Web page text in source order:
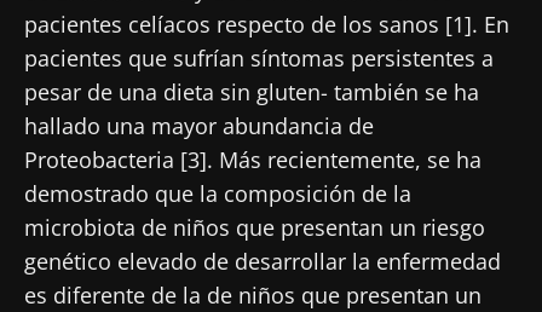
pacientes celíacos respecto de los sanos [1]. En
pacientes que sufrían síntomas persistentes a
pesar de una dieta sin gluten- también se ha
hallado una mayor abundancia de
Proteobacteria [3]. Más recientemente, se ha
demostrado que la composición de la
microbiota de niños que presentan un riesgo
genético elevado de desarrollar la enfermedad
es diferente de la de niños que presentan un